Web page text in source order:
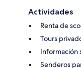
Actividades
Renta de
Tours
Información
Senderos